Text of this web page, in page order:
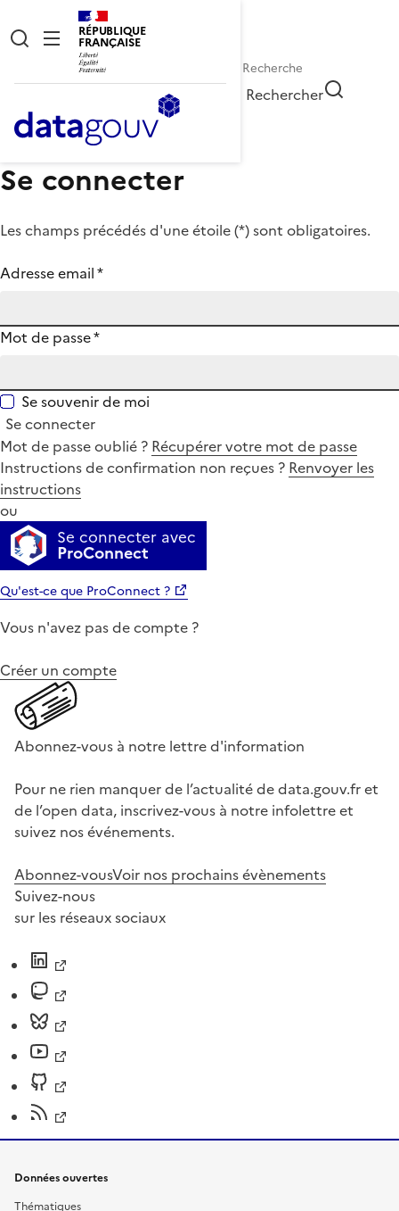
RÉPUBLIQUE
FRANÇAISE
Rechercher
Se connecter
Les champs précédés d'une étoile (*) sont obligatoires.
Adresse email*
Mot de passe*
Se souvenir de moi
Se connecter
Mot de passe oublié ? Récupérer votre mot de passe
Instructions de confirmation non reçues ? Renvoyer les
instructions
ou
Se connecter avec
ProConnect
Qu'est-ce que ProConnect ?
Vous n'avez pas de compte ?
Créer un compte
Abonnez-vous à notre lettre d'information
Pour ne rien manquer de l’actualité de data.gouv.fr et
de l’open data, inscrivez-vous à notre infolettre et
suivez nos événements.
Abonnez-vousVoir nos prochains évènements
Suivez-nous
sur les réseaux sociaux
Données ouvertes
Thématiques